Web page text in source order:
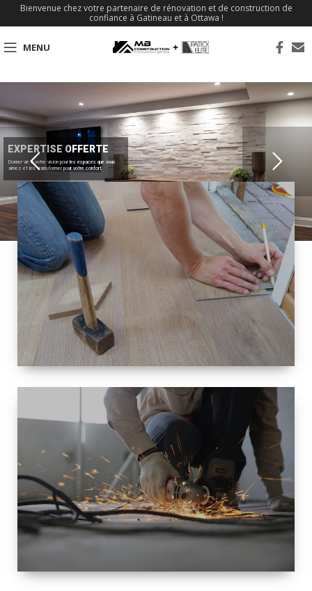
Bienvenue chez votre partenaire de rénovation et de construction de
confiance à Gatineau et à Ottawa !
MENU
EXPERTISE OFFERTE
Donner vie à votre vision pour les espaces que vous
aimez et les transformer pour votre confort.
TAILLE
PETITE À
GRANDE
RÉNOVATION